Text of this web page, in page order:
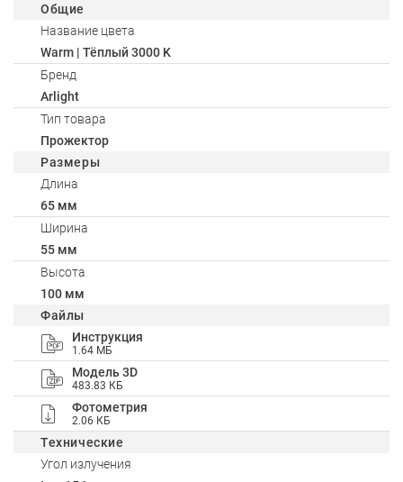
Общие
Название цвета
Warm | Тёплый 3000 K
Бренд
Arlight
Тип товара
Прожектор
Размеры
Длина
65 мм
Ширина
55 мм
Высота
100 мм
Файлы
Инструкция
1.64 МБ
Модель 3D
483.83 КБ
Фотометрия
2.06 КБ
Технические
Угол излучения